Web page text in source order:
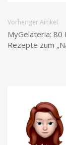
Vorheriger Artikel
MyGelateria: 80
Rezepte zum